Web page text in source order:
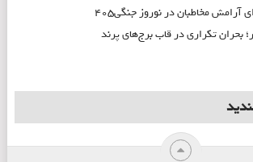
آرامش مخاطبان در نوروز جنگی۴۰۵
بحران تکراری در قاب برج‌های پرند